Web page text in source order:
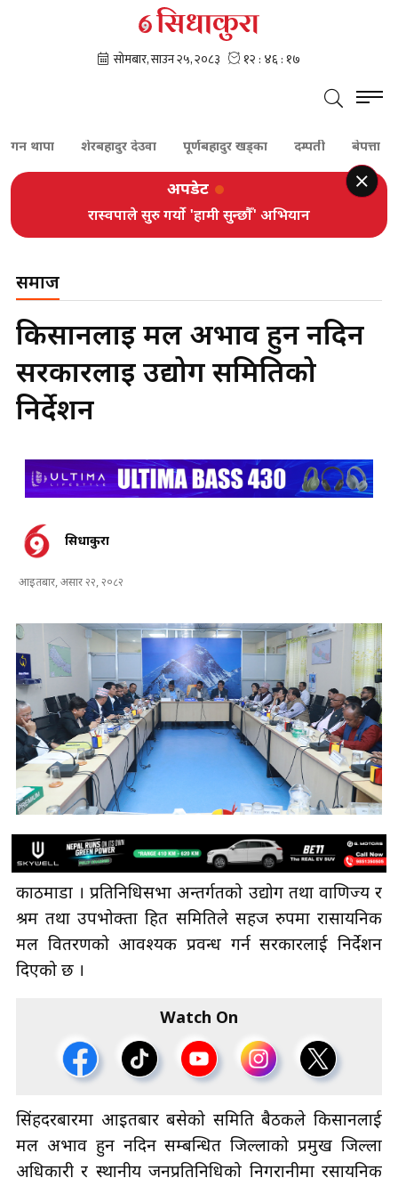
शेरबहादुर देउवा पूर्णबहादुर खड्का दम्पती बेपत्ता
अपडेट
रास्वपाले सुरु गर्यो 'हामी सुन्छौँ' अभियान
समाज
किसानलाई मल अभाव हुन नदिन
सरकारलाई उद्योग समितिको
निर्देशन
सिधाकुरा
आइतबार, असार २२, २०८२
काठमाडौँ । प्रतिनिधिसभा अन्तर्गतको उद्योग तथा वाणिज्य र
श्रम तथा उपभोक्ता हित समितिले सहज रुपमा रासायनिक
मल वितरणको आवश्यक प्रवन्ध गर्न सरकारलाई निर्देशन
दिएको छ ।
Watch On
सिंहदरबारमा आइतबार बसेको समिति बैठकले किसानलाई
मल अभाव हुन नदिन सम्बन्धित जिल्लाको प्रमुख जिल्ला
अधिकारी र स्थानीय जनप्रतिनिधिको निगरानीमा रसायनिक